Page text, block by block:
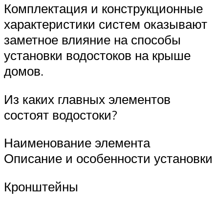
Комплектация и конструкционные
характеристики систем оказывают
заметное влияние на способы
установки водостоков на крыше
домов.
Из каких главных элементов
состоят водостоки?
Наименование элемента
Описание и особенности установки
Кронштейны